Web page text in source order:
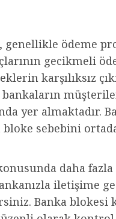
, genellikle ödeme
gecikmeli
karşılıksız
bankaların
yer almaktadır.
sebebini
daha
iletişime
Banka